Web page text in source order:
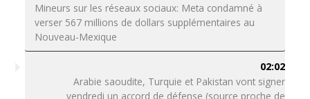
Mineurs sur les réseaux sociaux: Meta condamné à
verser 567 millions de dollars supplémentaires au
Nouveau-Mexique
02:02
Arabie saoudite, Turquie et Pakistan vont signer
vendredi un accord de défense (source proche de